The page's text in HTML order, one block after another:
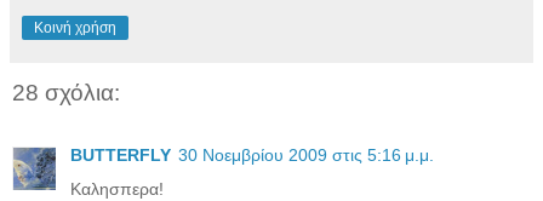
Κοινή χρήση
28 σχόλια:
BUTTERFLY 30 Νοεμβρίου 2009 στις 5:16 μ.μ.
Καλησπερα!